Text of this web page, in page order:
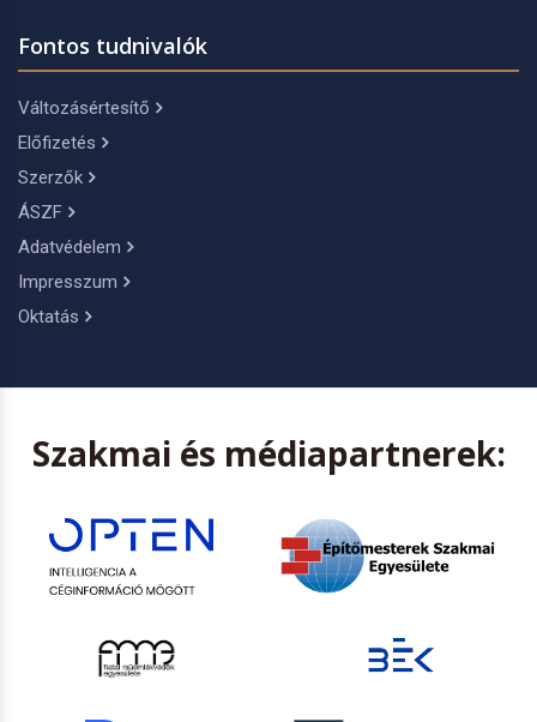
Fontos tudnivalók
Változásértesítő
Előfizetés
Szerzők
ÁSZF
Adatvédelem
Impresszum
Oktatás
Szakmai és médiapartnerek: